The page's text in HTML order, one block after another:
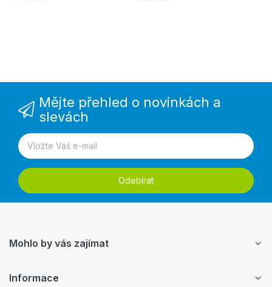
Mějte přehled o novinkách a
slevách
Odebírat
Mohlo by vás zajímat
Informace